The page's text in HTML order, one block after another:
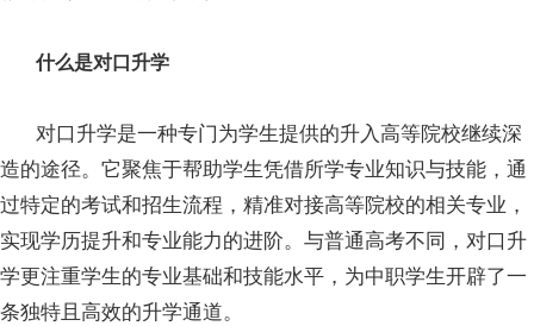
什么是对口升学
对口升学是一种专门为学生提供的升入高等院校继续深
造的途径。它聚焦于帮助学生凭借所学专业知识与技能，通
过特定的考试和招生流程，精准对接高等院校的相关专业，
实现学历提升和专业能力的进阶。与普通高考不同，对口升
学更注重学生的专业基础和技能水平，为中职学生开辟了一
条独特且高效的升学通道。